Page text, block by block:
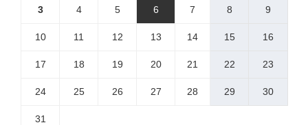
3 4 5 6 7 8 9
10 11 12 13 14 15 16
17 18 19 20 21 22 23
24 25 26 27 28 29 30
31